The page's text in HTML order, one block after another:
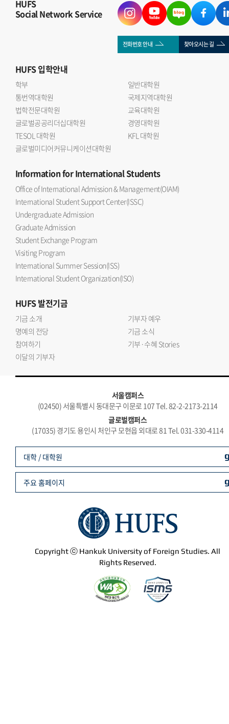
HUFS
Social Network Service
전화번호 안내 찾아오시는 길
HUFS입학안내
학부
일반대학원
통번역대학원
국제지역대학원
법학전문대학원
교육대학원
글로벌공공리더십대학원
경영대학원
TESOL 대학원
KFL 대학원
글로벌미디어커뮤니케이션대학원
Informationfor International Students
Office of International Admission & Management(OIAM)
International Student Support Center(ISSC)
Undergraduate Admission
Graduate Admission
Student Exchange Program
Visiting Program
International Summer Session(ISS)
International Student Organization(ISO)
HUFS발전기금
기금 소개
기부자 예우
명예의 전당
기금 소식
참여하기
기부·수혜 Stories
이달의 기부자
서울캠퍼스
(02450) 서울특별시 동대문구 이문로 107 Tel. 82-2-2173-2114
글로벌캠퍼스
(17035) 경기도 용인시 처인구 모현읍 외대로 81 Tel. 031-330-4114
Copyright ⓒ Hankuk University of Foreign Studies. All
Rights Reserved.
대학 / 대학원
주요 홈페이지